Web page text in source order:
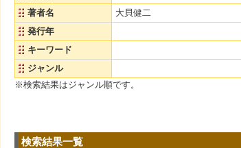
著者名
大貝健二
発行年
キーワード
ジャンル
※検索結果はジャンル順です。
検索結果一覧